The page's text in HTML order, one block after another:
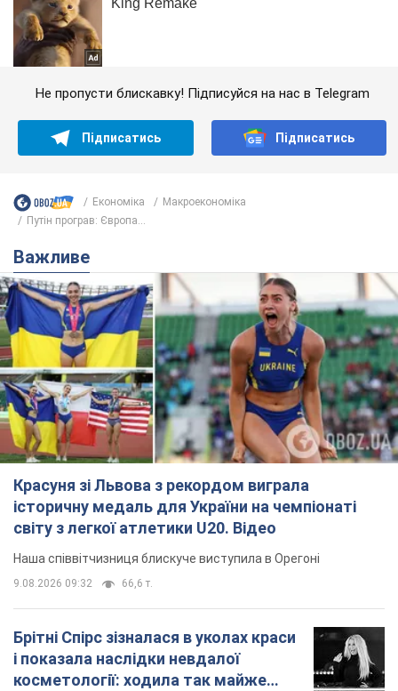
Не пропусти блискавку! Підписуйся на нас в Telegram
Підписатись Підписатись
Економіка
Mакроекономіка
Путін програв: Європа...
Важливе
Красуня зі Львова з рекордом виграла
історичну медаль для України на чемпіонаті
світу з легкої атлетики U20. Відео
Наша співвітчизниця блискуче виступила в Орегоні
9.08.2026 09:32 66,6 т.
Брітні Спірс зізналася в уколах краси
і показала наслідки невдалої
косметології: ходила так майже